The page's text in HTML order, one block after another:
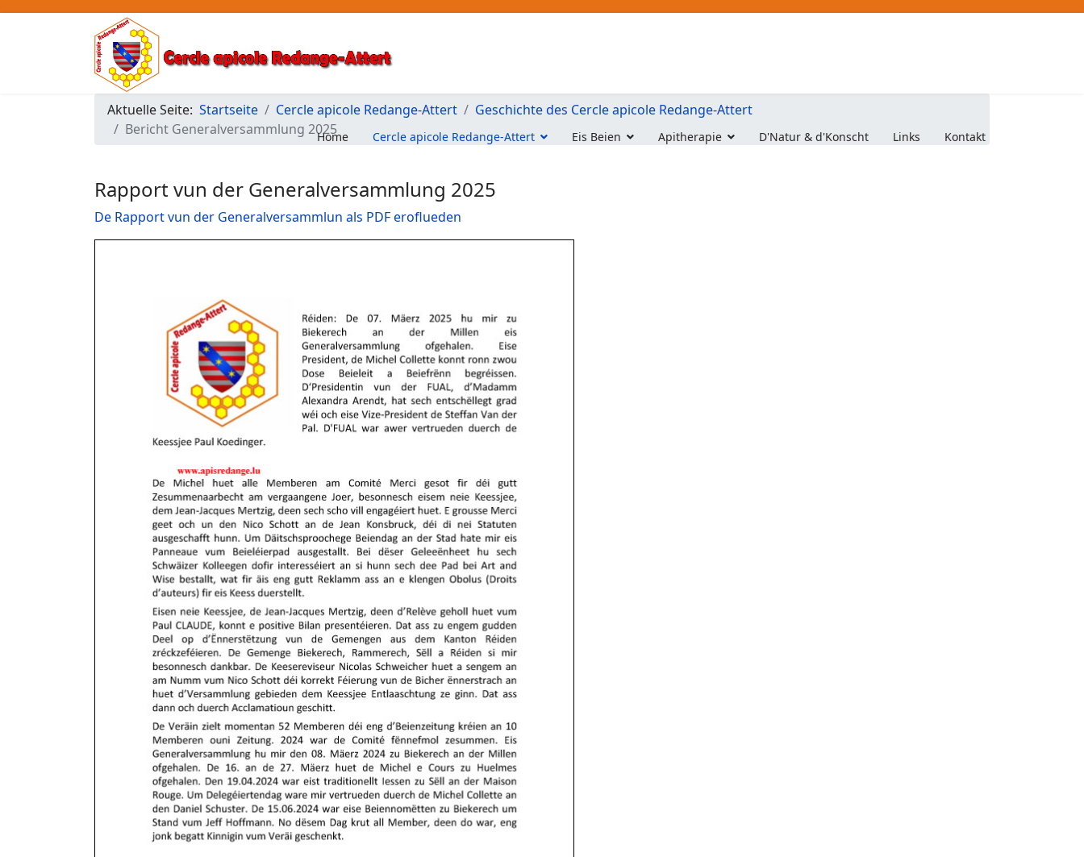
Home Cercle apicole Redange-Attert Eis Beien Apitherapie D'Natur & d'Konscht Links Kontakt
Aktuelle Seite: Startseite Cercle apicole Redange-Attert
Geschichte des Cercle apicole Redange-Attert
Bericht Generalversammlung 2025
Rapport vun der Generalversammlung 2025
De Rapport vun der Generalversammlun als PDF eroflueden